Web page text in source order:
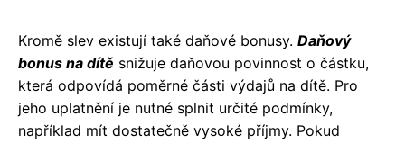
Kromě slev existují také daňové bonusy. Daňový
bonus na dítě snižuje daňovou povinnost o částku,
která odpovídá poměrné části výdajů na dítě. Pro
jeho uplatnění je nutné splnit určité podmínky,
například mít dostatečně vysoké příjmy. Pokud